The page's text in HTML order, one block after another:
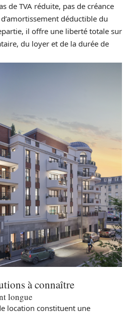
de TVA réduite, pas de créance
déductible du
il offre une liberté totale sur
du loyer et de la durée de
à connaître
longue
location constituent une